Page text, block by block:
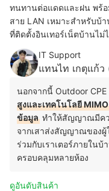
ทนทานต่อแดดและฝน พร้
สาย LAN เหมาะสำหรับบ้
ที่ติดตั้งอินเทอร์เน็ตบ้านไม่
IT Support
แทนไท เกตุแก้ว
นอกจากนี้ Outdoor
สูงและเทคโนโลยี
ข้อมูล ทำให้สัญญาณมีคว
จากเสาส่งสัญญาณของผู้
ร่วมกับเราเตอร์ภายใน
ครอบคลุมหลายห้อง
ดูอันดับสินค้า